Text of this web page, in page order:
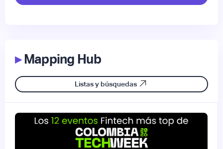
▸Mapping Hub
Listas y búsquedas